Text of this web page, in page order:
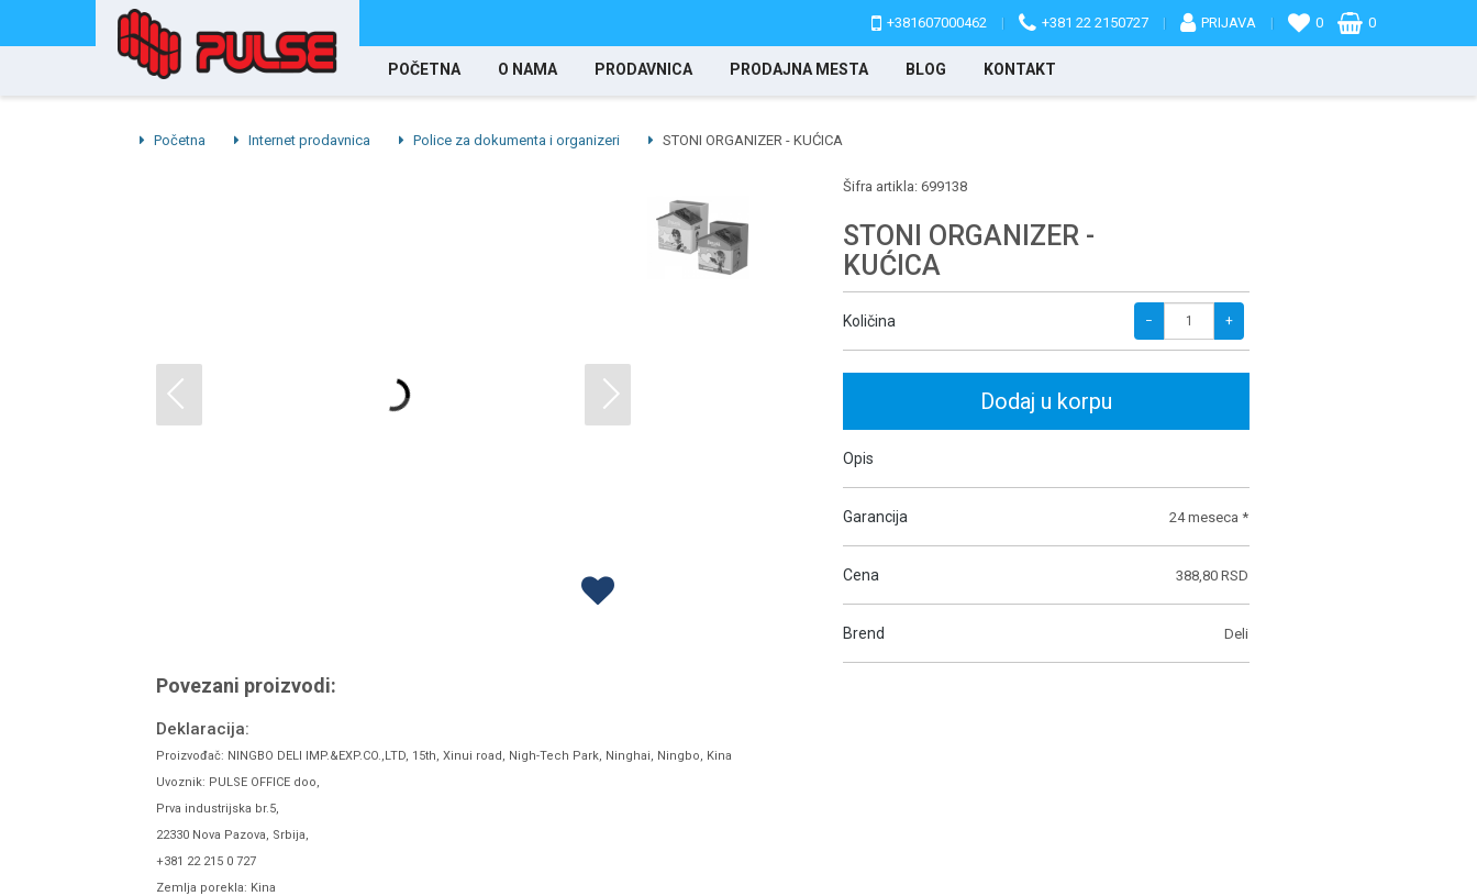
+381607000462 | +381 22 2150727 | PRIJAVA | 0 0
POČETNA O NAMA PRODAVNICA PRODAJNA MESTA BLOG KONTAKT
Početna Internet prodavnica Police za dokumenta i organizeri STONI ORGANIZER - KUĆICA
Povezani proizvodi:
Deklaracija:
Proizvođač: NINGBO DELI IMP.&EXP.CO.,LTD, 15th, Xinui road, Nigh-Tech Park, Ninghai, Ningbo, Kina
Uvoznik: PULSE OFFICE doo,
Prva industrijska br.5,
22330 Nova Pazova, Srbija,
+381 22 215 0 727
Zemlja porekla: Kina
Šifra artikla: 699138
STONI ORGANIZER -
KUĆICA
Količina − +
Dodaj u korpu
Opis
Garancija 24 meseca *
Cena 388,80 RSD
Brend Deli